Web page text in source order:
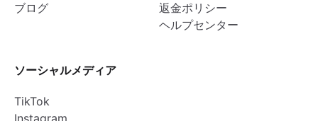
ブログ
返金ポリシー
ヘルプセンター
ソーシャルメディア
TikTok